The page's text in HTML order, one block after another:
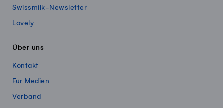
Swissmilk-Newsletter
Lovely
Über uns
Kontakt
Für Medien
Verband